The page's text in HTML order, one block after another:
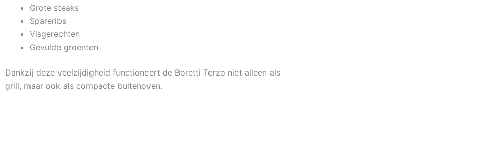
Grote steaks
Spareribs
Visgerechten
Gevulde groenten
Dankzij deze veelzijdigheid functioneert de Boretti Terzo niet alleen als
grill, maar ook als compacte buitenoven.